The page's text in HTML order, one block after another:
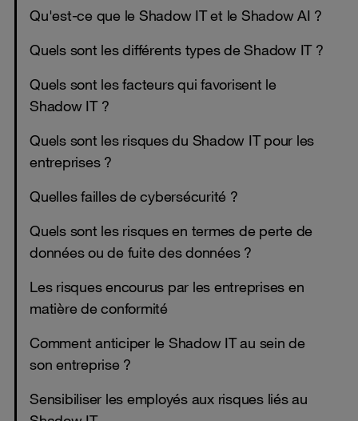
Qu'est-ce que le Shadow IT et le Shadow AI ?
Quels sont les différents types de Shadow IT ?
Quels sont les facteurs qui favorisent le
Shadow IT ?
Quels sont les risques du Shadow IT pour les
entreprises ?
Quelles failles de cybersécurité ?
Quels sont les risques en termes de perte de
données ou de fuite des données ?
Les risques encourus par les entreprises en
matière de conformité
Comment anticiper le Shadow IT au sein de
son entreprise ?
Sensibiliser les employés aux risques liés au